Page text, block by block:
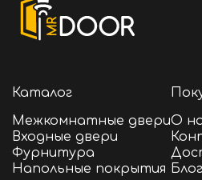
Каталог
Межкомнатные двери
Входные двери
Фурнитура
Напольные покрытия
О
Блог